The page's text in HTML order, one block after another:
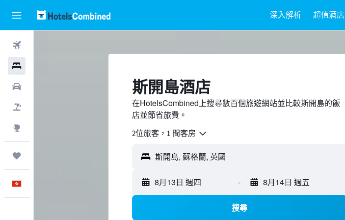
深入解析 超值酒店
斯開島酒店
在HotelsCombined上搜尋數百個旅遊網站並比較斯開島的飯
店並節省旅費。
2位旅客，1 間客房
8月13日 週四 - 8月14日 週五
搜尋